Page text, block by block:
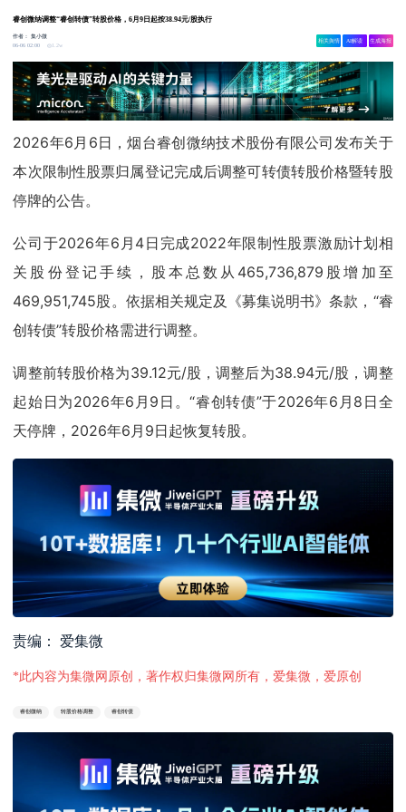
睿创微纳调整“睿创转债”转股价格，6月9日起按38.94元/股执行
作者：集小微
06-06 02:00
1.2w
相关舆情 AI解读 生成海报
2026年6月6日，烟台睿创微纳技术股份有限公司发布关于
本次限制性股票归属登记完成后调整可转债转股价格暨转股
停牌的公告。
公司于2026年6月4日完成2022年限制性股票激励计划相
关股份登记手续，股本总数从465,736,879股增加至
469,951,745股。依据相关规定及《募集说明书》条款，“睿
创转债”转股价格需进行调整。
调整前转股价格为39.12元/股，调整后为38.94元/股，调整
起始日为2026年6月9日。“睿创转债”于2026年6月8日全
天停牌，2026年6月9日起恢复转股。
责编： 爱集微
*此内容为集微网原创，著作权归集微网所有，爱集微，爱原创
睿创微纳 转股价格调整 睿创转债